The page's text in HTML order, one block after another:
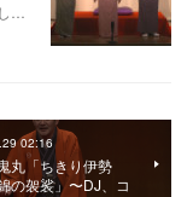
…
02:16
丸「ちきり伊勢
の袈裟」〜DJ、コ